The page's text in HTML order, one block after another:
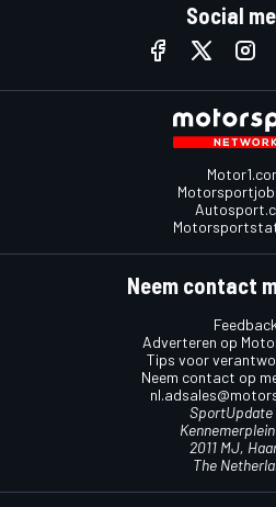
Social
Neem contact
Feedback
Adverteren op
Tips voor
Neem contact op
SportUpdate
Kennemerplein
2011 MJ,
The